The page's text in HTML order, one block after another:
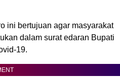
ini bertujuan agar masyarakat
dalam surat edaran Bupati
19.